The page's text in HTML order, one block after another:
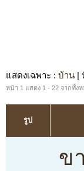
แสดงเฉพาะ : บ้าน |
หน้า 1 แสดง 1 - 22 จากทั้ง
รูป
ข